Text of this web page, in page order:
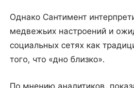
Однако Сантимент
медвежьих настроений и
социальных сетях как
того, что «дно близко».
По мнению аналитиков,